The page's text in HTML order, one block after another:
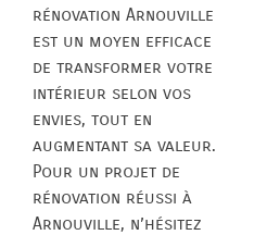
rénovation Arnouville
est un moyen efficace
de transformer votre
intérieur selon vos
envies, tout en
augmentant sa valeur.
Pour un projet de
rénovation réussi à
Arnouville, n’hésitez